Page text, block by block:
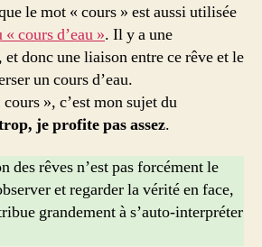
le mot « cours » est aussi utilisée
« cours d’eau ». Il y a une
donc une liaison entre ce rêve et le
un cours d’eau.
», c’est mon sujet du
je profite pas assez.
des rêves n’est pas forcément le
et regarder la vérité en face,
grandement à s’auto-interpréter